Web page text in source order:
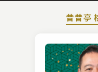
昔昔亭